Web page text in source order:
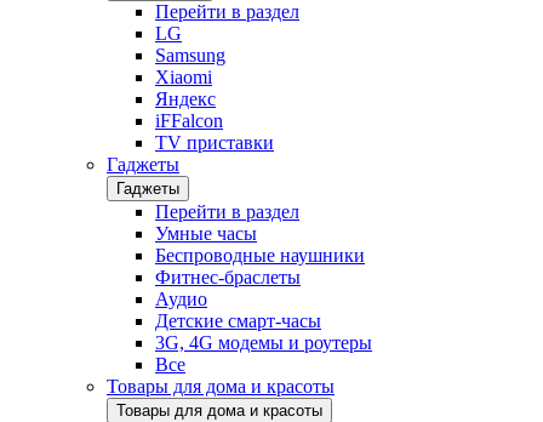
Перейти в раздел
LG
Samsung
Xiaomi
Яндекс
iFFalcon
TV приставки
Гаджеты
Гаджеты
Перейти в раздел
Умные часы
Беспроводные наушники
Фитнес-браслеты
Аудио
Детские смарт-часы
3G, 4G модемы и роутеры
Все
Товары для дома и красоты
Товары для дома и красоты